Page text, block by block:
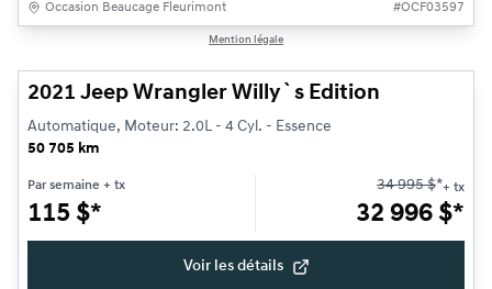
Occasion Beaucage Fleurimont #OCF03597
Mention légale
2021 Jeep Wrangler Willy`s Edition
Automatique, Moteur: 2.0L - 4 Cyl. - Essence
50 705 km
Par semaine + tx
115 $*
34 995$*+ tx
32 996 $*
Voir les détails